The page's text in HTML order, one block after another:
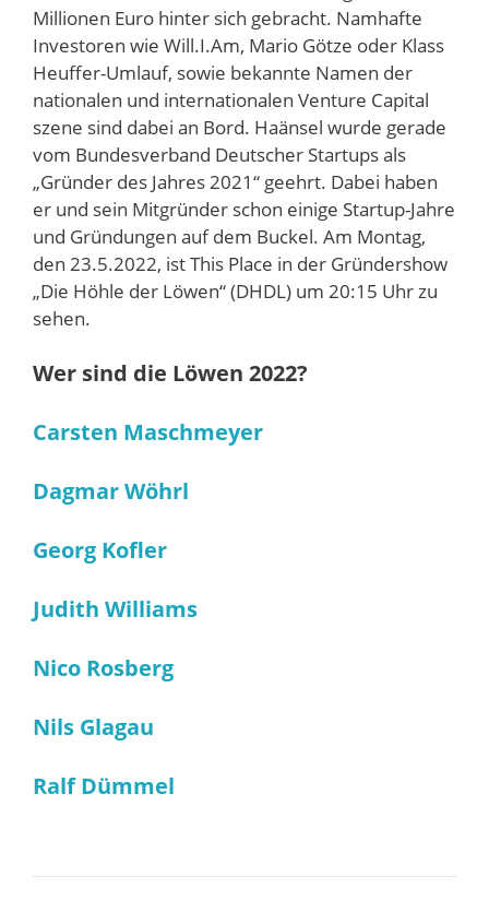
Millionen Euro hinter sich gebracht. Namhafte
Investoren wie Will.I.Am, Mario Götze oder Klass
Heuffer-Umlauf, sowie bekannte Namen der
nationalen und internationalen Venture Capital
szene sind dabei an Bord. Haänsel wurde gerade
vom Bundesverband Deutscher Startups als
„Gründer des Jahres 2021“ geehrt. Dabei haben
er und sein Mitgründer schon einige Startup-Jahre
und Gründungen auf dem Buckel. Am Montag,
den 23.5.2022, ist This Place in der Gründershow
„Die Höhle der Löwen“ (DHDL) um 20:15 Uhr zu
sehen.
Wer sind die Löwen 2022?
Carsten Maschmeyer
Dagmar Wöhrl
Georg Kofler
Judith Williams
Nico Rosberg
Nils Glagau
Ralf Dümmel